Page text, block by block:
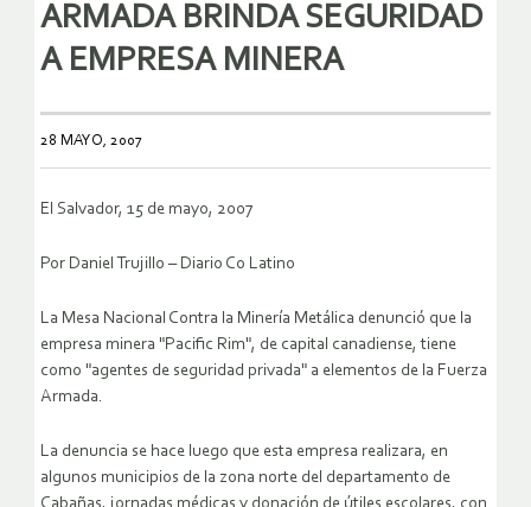
ARMADA BRINDA SEGURIDAD
A EMPRESA MINERA
28 MAYO, 2007
El Salvador, 15 de mayo, 2007
Por Daniel Trujillo – Diario Co Latino
La Mesa Nacional Contra la Minería Metálica denunció que la
empresa minera "Pacific Rim", de capital canadiense, tiene
como "agentes de seguridad privada" a elementos de la Fuerza
Armada.
La denuncia se hace luego que esta empresa realizara, en
algunos municipios de la zona norte del departamento de